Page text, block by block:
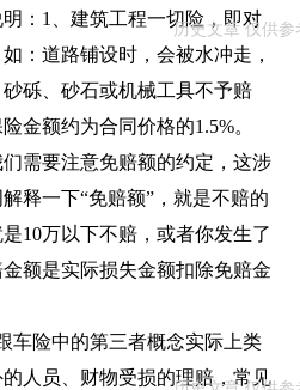
：1、建筑工程一切险，即对
：道路铺设时，会被水冲走，
砾、砂石或机械工具不予赔
金额约为合同价格的1.5%。
需要注意免赔额的约定，这涉
释一下“免赔额”，就是不赔的
10万以下不赔，或者你发生了
额是实际损失金额扣除免赔金
车险中的第三者概念实际上类
人员、财物受损的理赔，常见